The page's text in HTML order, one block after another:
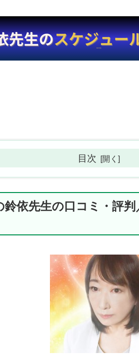
目次
鈴依先生の口コミ・評